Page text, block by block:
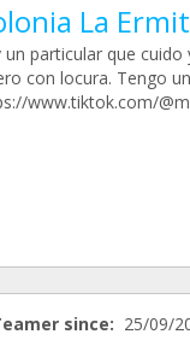
La
un particular que
con locura. Tengo
www.tiktok.com/
since: 25/09/